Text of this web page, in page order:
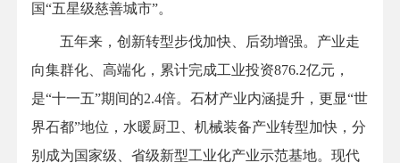
国“五星级慈善城市”。
五年来，创新转型步伐加快、后劲增强。产业走
向集群化、高端化，累计完成工业投资876.2亿元，
是“十一五”期间的2.4倍。石材产业内涵提升，更显“世
界石都”地位，水暖厨卫、机械装备产业转型加快，分
别成为国家级、省级新型工业化产业示范基地。现代